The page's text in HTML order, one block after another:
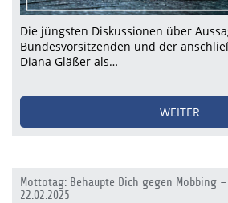
Die jüngsten Diskussionen über
Bundesvorsitzenden und der
Diana Gläßer als…
WEITER
Mottotag: Behaupte Dich gegen Mobbing –
22.02.2025